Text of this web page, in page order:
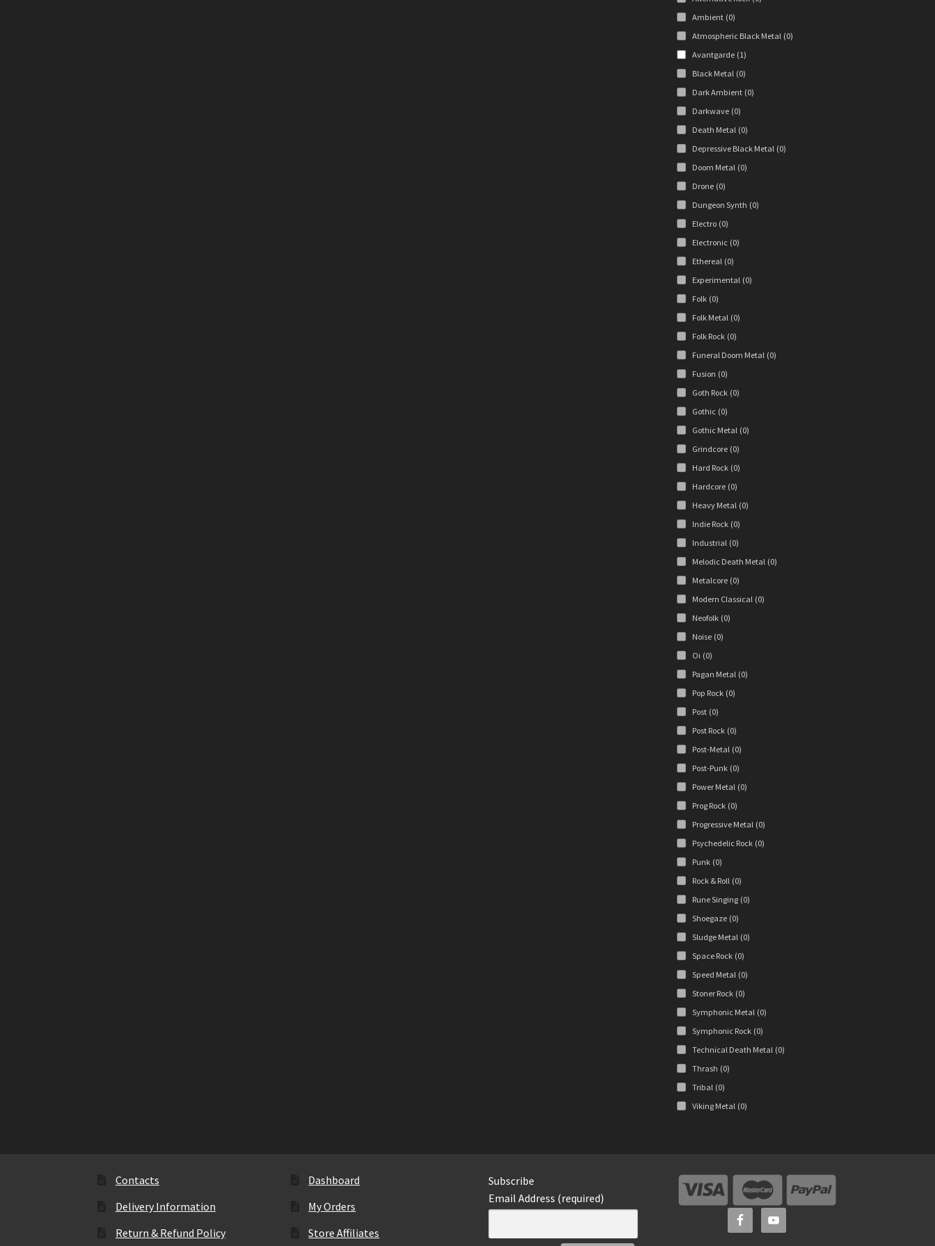
Ambient (0)
Atmospheric Black Metal (0)
Avantgarde (1)
Black Metal (0)
Dark Ambient (0)
Darkwave (0)
Death Metal (0)
Depressive Black Metal (0)
Doom Metal (0)
Drone (0)
Dungeon Synth (0)
Electro (0)
Electronic (0)
Ethereal (0)
Experimental (0)
Folk (0)
Folk Metal (0)
Folk Rock (0)
Funeral Doom Metal (0)
Fusion (0)
Goth Rock (0)
Gothic (0)
Gothic Metal (0)
Grindcore (0)
Hard Rock (0)
Hardcore (0)
Heavy Metal (0)
Indie Rock (0)
Industrial (0)
Melodic Death Metal (0)
Metalcore (0)
Modern Classical (0)
Neofolk (0)
Noise (0)
Oi (0)
Pagan Metal (0)
Pop Rock (0)
Post (0)
Post Rock (0)
Post-Metal (0)
Post-Punk (0)
Power Metal (0)
Prog Rock (0)
Progressive Metal (0)
Psychedelic Rock (0)
Punk (0)
Rock & Roll (0)
Rune Singing (0)
Shoegaze (0)
Sludge Metal (0)
Space Rock (0)
Speed Metal (0)
Stoner Rock (0)
Symphonic Metal (0)
Symphonic Rock (0)
Technical Death Metal (0)
Thrash (0)
Tribal (0)
Viking Metal (0)
Contacts
Delivery Information
Return & Refund Policy
Dashboard
My Orders
Store Affiliates
Subscribe
Email Address (required)